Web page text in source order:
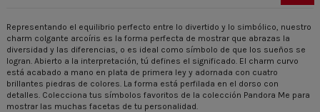
Representando el equilibrio perfecto entre lo divertido y lo simbólico, nuestro
charm colgante arcoíris es la forma perfecta de mostrar que abrazas la
diversidad y las diferencias, o es ideal como símbolo de que los sueños se
logran. Abierto a la interpretación, tú defines el significado. El charm curvo
está acabado a mano en plata de primera ley y adornada con cuatro
brillantes piedras de colores. La forma está perfilada en el dorso con
detalles. Colecciona tus símbolos favoritos de la colección Pandora Me para
mostrar las muchas facetas de tu personalidad.